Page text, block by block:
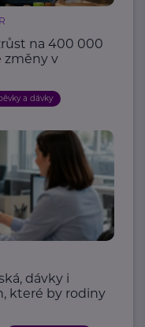
na 400 000
změny v
a dávky
dávky i
které by rodiny